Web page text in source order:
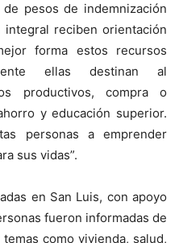
pesos de indemnización
reciben orientación
forma estos recursos
ellas destinan al
productivos, compra o
y educación superior.
personas a emprender
sus vidas”.
en San Luis, con apoyo
fueron informadas de
como vivienda, salud,